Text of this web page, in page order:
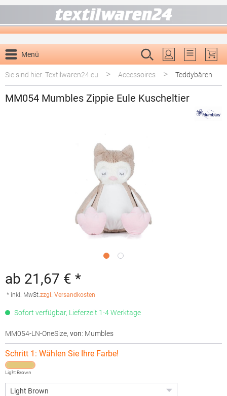
Menü
Du hast 0
Sie sind hier: Textilwaren24.eu
> Accessoires > Teddybären
MM054 Mumbles Zippie Eule Kuscheltier
ab 21,67 € *
* inkl. MwSt.zzgl. Versandkosten
Sofort verfügbar, Lieferzeit 1-4 Werktage
MM054-LN-OneSize, von: Mumbles
Schritt 1: Wählen Sie Ihre Farbe!
Light Brown